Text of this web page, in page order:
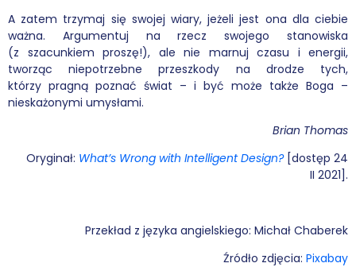
A zatem trzymaj się swojej wiary, jeżeli jest ona dla ciebie
ważna. Argumentuj na rzecz swojego stanowiska
(z szacunkiem proszę!), ale nie marnuj czasu i energii,
tworząc niepotrzebne przeszkody na drodze tych,
którzy pragną poznać świat – i być może także Boga –
nieskażonymi umysłami.
Brian Thomas
Oryginał: What’s Wrong with Intelligent Design?[dostęp 24
II 2021].
Przekład z języka angielskiego: Michał Chaberek
Źródło zdjęcia: Pixabay